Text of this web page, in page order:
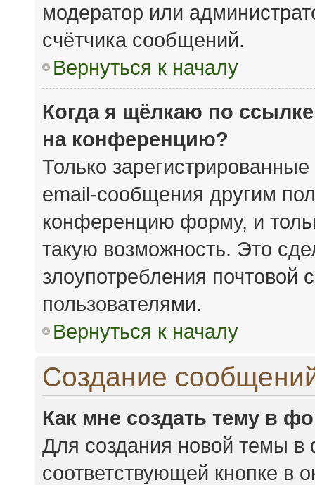
модератор или
счётчика сообщений.
Вернуться к началу
Когда я щёлкаю по
на конференцию?
Только
email-сообщения другим
конференцию форму, и
такую возможность. Это
злоупотребления
пользователями.
Вернуться к началу
Создание
Как мне создать тему в
Для создания новой темы
соответствующей кнопке